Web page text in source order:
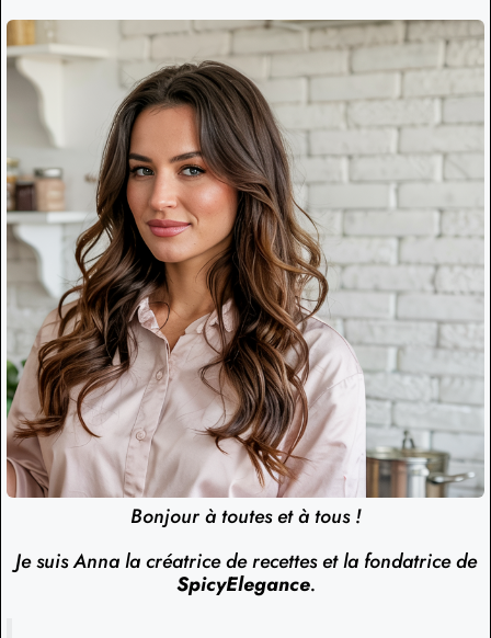
Bonjour à toutes et à tous !
Je suis Anna la créatrice de recettes et la fondatrice de
SpicyElegance.